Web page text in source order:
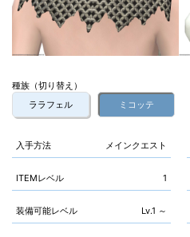
種族（切り替え）
ララフェル
ミコッテ
入手方法 メインクエスト
ITEMレベル 1
装備可能レベル Lv.1 ～